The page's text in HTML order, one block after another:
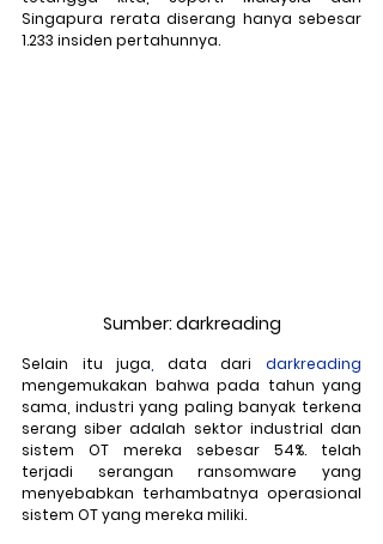
Singapura rerata diserang hanya sebesar
1.233 insiden pertahunnya.
Sumber: darkreading
Selain itu juga data dari
darkreading
mengemukakan bahwa pada tahun yang
sama, industri yang paling banyak terkena
serang siber adalah sektor industrial dan
sistem OT mereka sebesar 54%. telah
terjadi serangan ransomware yang
menyebabkan terhambatnya operasional
sistem OT yang mereka miliki.